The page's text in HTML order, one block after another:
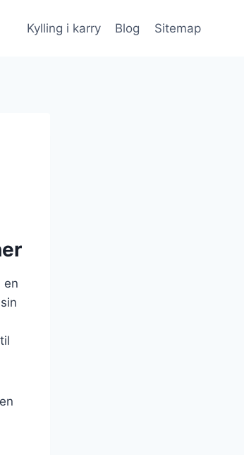
Kylling i karry Blog Sitemap
en